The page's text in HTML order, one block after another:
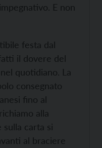
E non
festa dal
il dovere del
quotidiano. La
consegnato
fino al
alla
carta si
al braciere